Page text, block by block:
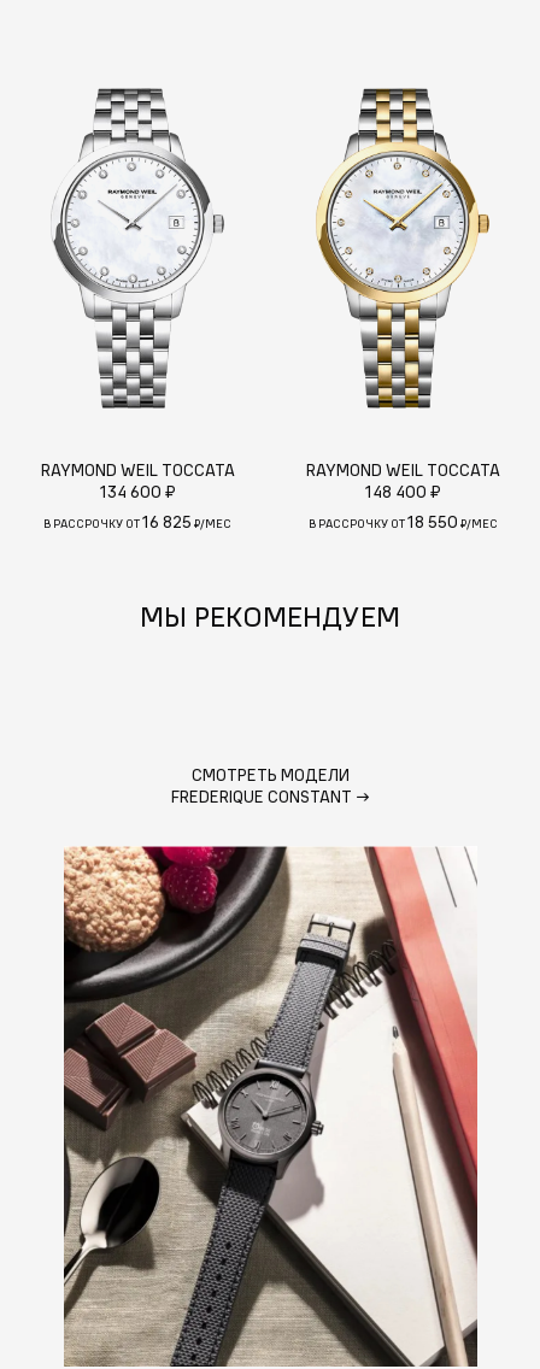
RAYMOND WEIL TOCCATA
134 600 ₽
В РАССРОЧКУ ОТ16 825 ₽/МЕС
RAYMOND WEIL TOCCATA
148 400 ₽
В РАССРОЧКУ ОТ18 550 ₽/МЕС
МЫ РЕКОМЕНДУЕМ
СМОТРЕТЬ МОДЕЛИ
FREDERIQUE CONSTANT →